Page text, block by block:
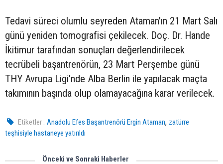
Tedavi süreci olumlu seyreden Ataman'ın 21 Mart Salı
günü yeniden tomografisi çekilecek. Doç. Dr. Hande
İkitimur tarafından sonuçları değerlendirilecek
tecrübeli başantrenörün, 23 Mart Perşembe günü
THY Avrupa Ligi'nde Alba Berlin ile yapılacak maçta
takımının başında olup olamayacağına karar verilecek.
Etiketler : Anadolu Efes Başantrenörü Ergin Ataman, zatürre
teşhisiyle hastaneye yatırıldı
Önceki ve Sonraki Haberler